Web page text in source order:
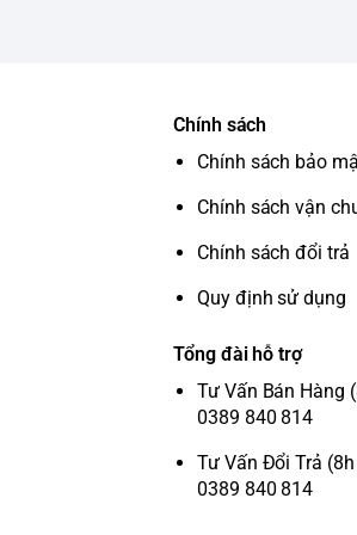
Chính sách
Chính sách bảo
Chính sách vận
Chính sách đổi trả
Quy định sử dụng
Tổng đài hỗ trợ
Tư Vấn Bán Hàng
0389 840 814
Tư Vấn Đổi Trả
0389 840 814